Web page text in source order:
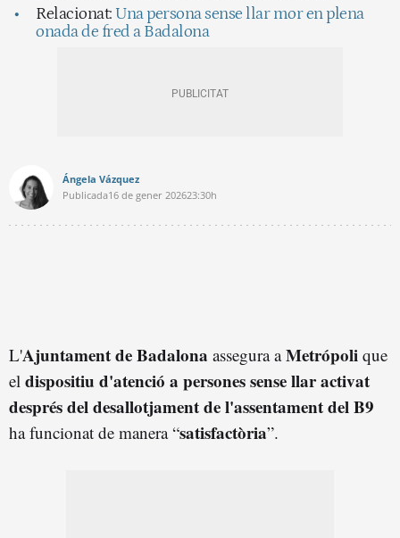
Relacionat: Una persona sense llar mor en plena
onada de fred a Badalona
Ángela Vázquez
Publicada16 de gener 202623:30h
L'Ajuntament de Badalona assegura aMetrópoli que
el dispositiu d'atenció a persones sense llar activat
després del desallotjament de l'assentament del B9
ha funcionat de manera “satisfactòria”.